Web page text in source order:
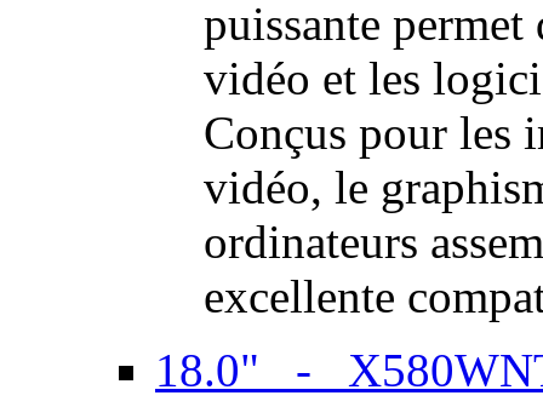
puissante permet
vidéo et les
Conçus pour les
vidéo, le
ordinateurs
excellente
18.0" -